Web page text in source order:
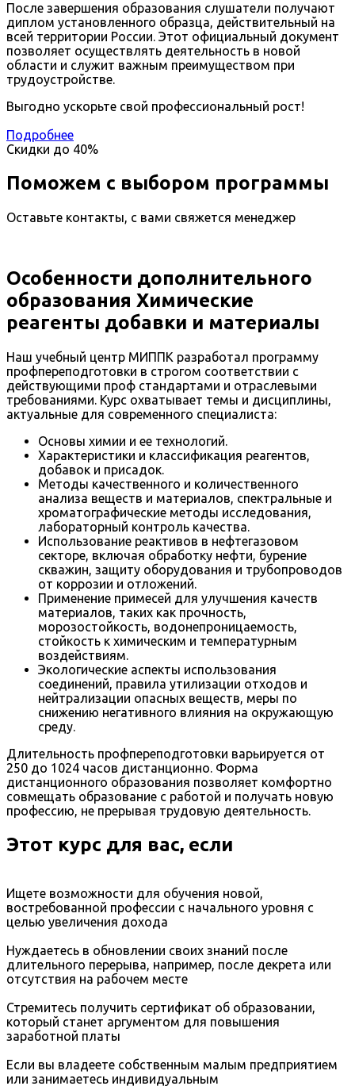
После завершения образования слушатели получают
диплом установленного образца, действительный на
всей территории России. Этот официальный документ
позволяет осуществлять деятельность в новой
области и служит важным преимуществом при
трудоустройстве.
Выгодно ускорьте свой профессиональный рост!
Подробнее
Скидки до 40%
Поможем с выбором программы
Оставьте контакты, с вами свяжется менеджер
Особенности дополнительного
образования Химические
реагенты добавки и материалы
Наш учебный центр МИППК разработал программу
профпереподготовки в строгом соответствии с
действующими проф стандартами и отраслевыми
требованиями. Курс охватывает темы и дисциплины,
актуальные для современного специалиста:
Основы химии и ее технологий.
Характеристики и классификация реагентов,
добавок и присадок.
Методы качественного и количественного
анализа веществ и материалов, спектральные и
хроматографические методы исследования,
лабораторный контроль качества.
Использование реактивов в нефтегазовом
секторе, включая обработку нефти, бурение
скважин, защиту оборудования и трубопроводов
от коррозии и отложений.
Применение примесей для улучшения качеств
материалов, таких как прочность,
морозостойкость, водонепроницаемость,
стойкость к химическим и температурным
воздействиям.
Экологические аспекты использования
соединений, правила утилизации отходов и
нейтрализации опасных веществ, меры по
снижению негативного влияния на окружающую
среду.
Длительность профпереподготовки варьируется от
250 до 1024 часов дистанционно. Форма
дистанционного образования позволяет комфортно
совмещать образование с работой и получать новую
профессию, не прерывая трудовую деятельность.
Этот курс для вас, если
Ищете возможности для обучения новой,
востребованной профессии с начального уровня с
целью увеличения дохода
Нуждаетесь в обновлении своих знаний после
длительного перерыва, например, после декрета или
отсутствия на рабочем месте
Стремитесь получить сертификат об образовании,
который станет аргументом для повышения
заработной платы
Если вы владеете собственным малым предприятием
или занимаетесь индивидуальным